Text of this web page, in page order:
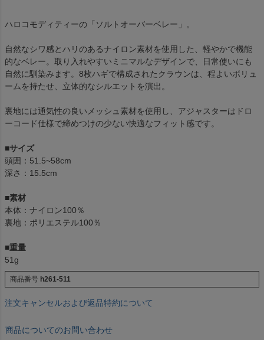
ハロコモディティーの「ソルトオーバーベレー」。
自然なシワ感とハリのあるナイロン素材を使用した、軽やかで機能
的なベレー。取り入れやすいミニマルなデザインで、日常使いにも
自然に馴染みます。8枚ハギで構成されたクラウンは、程よいボリュ
ームを持たせ、立体的なシルエットを演出。
裏地には通気性の良いメッシュ素材を使用し、アジャスターはドロ
ーコード仕様で締めつけの少ない快適なフィット感です。
■サイズ
頭囲：51.5~58cm
深さ：15.5cm
■素材
本体：ナイロン100％
裏地：ポリエステル100％
■重量
51g
商品番号 h261-511
注文キャンセルおよび返品特約について
商品についてのお問い合わせ